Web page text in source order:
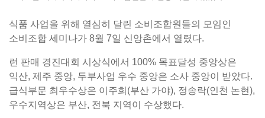
식품 사업을 위해 열심히 달린 소비조합원들의 모임인
소비조합 세미나가 8월 7일 신앙촌에서 열렸다.
런 판매 경진대회 시상식에서 100% 목표달성 중앙상은
익산, 제주 중앙, 두부사업 우수 중앙은 소사 중앙이 받았다.
급식부문 최우수상은 이주희(부산 가야), 정송락(인천 논현),
우수지역상은 부산, 전북 지역이 수상했다.